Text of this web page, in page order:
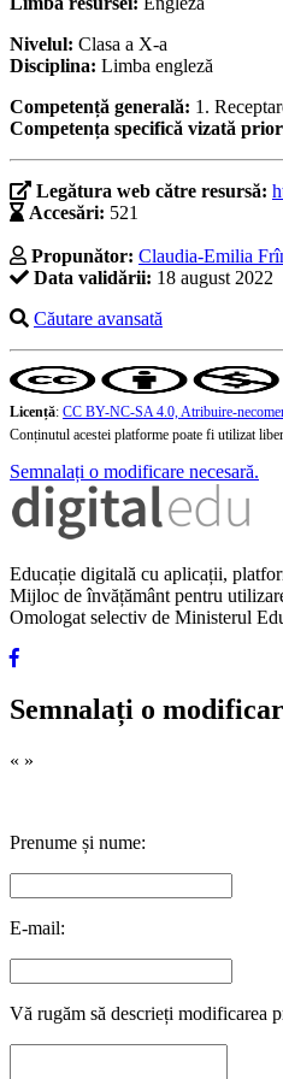
Nivelul: Clasa a X-a
Disciplina: Limba engleză
Competență generală: 1.
Competența specifică vizată
Legătura web către resursă:
Accesări: 521
Propunător: Claudia-Emilia
Data validării: 18 august 2022
Căutare avansată
Licență: CC BY-NC-SA 4.0, Atribuire-
Conținutul acestei platforme poate fi utilizat
Semnalați o modificare necesară.
Educație digitală cu aplicații,
Mijloc de învățământ pentru
Omologat selectiv de Ministerul
Semnalați o
« »
Prenume și nume:
E-mail:
Vă rugăm să descrieți modificarea